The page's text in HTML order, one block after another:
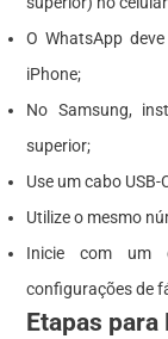
O WhatsApp
iPhone;
No Samsung,
superior;
Use um cabo
Utilize o mesmo
Inicie com um
configurações de
Etapas